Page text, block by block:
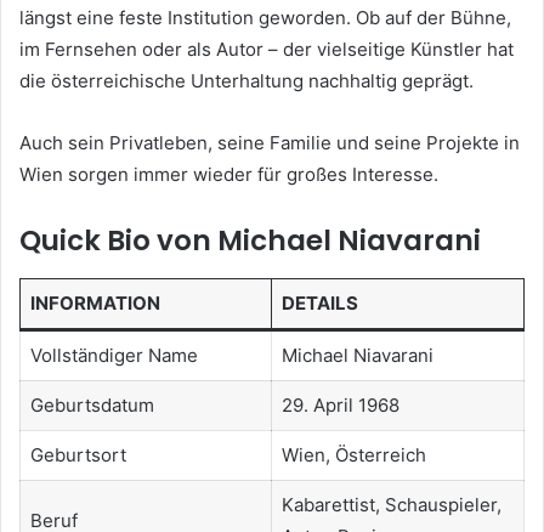
längst eine feste Institution geworden. Ob auf der Bühne,
im Fernsehen oder als Autor – der vielseitige Künstler hat
die österreichische Unterhaltung nachhaltig geprägt.
Auch sein Privatleben, seine Familie und seine Projekte in
Wien sorgen immer wieder für großes Interesse.
Quick Bio von Michael Niavarani
INFORMATION DETAILS
Vollständiger Name Michael Niavarani
Geburtsdatum 29. April 1968
Geburtsort Wien, Österreich
Beruf
Kabarettist, Schauspieler,